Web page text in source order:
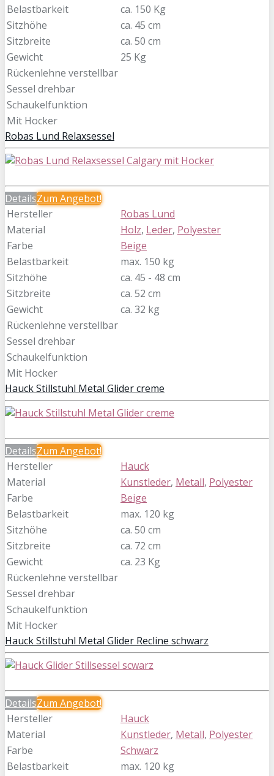
Belastbarkeit
ca. 150 Kg
Sitzhöhe
ca. 45 cm
Sitzbreite
ca. 50 cm
Gewicht
25 Kg
Rückenlehne verstellbar
Sessel drehbar
Schaukelfunktion
Mit Hocker
Robas Lund Relaxsessel
DetailsZum Angebot!
Hersteller
Robas Lund
Material
Holz, Leder, Polyester
Farbe
Beige
Belastbarkeit
max. 150 kg
Sitzhöhe
ca. 45 - 48 cm
Sitzbreite
ca. 52 cm
Gewicht
ca. 32 kg
Rückenlehne verstellbar
Sessel drehbar
Schaukelfunktion
Mit Hocker
Hauck Stillstuhl Metal Glider creme
DetailsZum Angebot!
Hersteller
Hauck
Material
Kunstleder, Metall, Polyester
Farbe
Beige
Belastbarkeit
max. 120 kg
Sitzhöhe
ca. 50 cm
Sitzbreite
ca. 72 cm
Gewicht
ca. 23 Kg
Rückenlehne verstellbar
Sessel drehbar
Schaukelfunktion
Mit Hocker
Hauck Stillstuhl Metal Glider Recline schwarz
DetailsZum Angebot!
Hersteller
Hauck
Material
Kunstleder, Metall, Polyester
Farbe
Schwarz
Belastbarkeit
max. 120 kg